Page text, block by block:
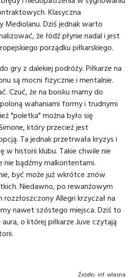
Klasyczna
Dziś jednak warto
że łódź płynie nadal i jest
porządku piłkarskiego.
gry z dalekiej podróży. Piłkarze na
są mocni fizycznie i mentalnie.
Czuć, że na boisku mamy do
wahaniami formy i trudnymi
"poletka" można było się
który przecież jest
Ta jednak przetrwała kryzys i
w historii klubu. Takie chwile nie
bądźmy malkontentami.
być może już wkrótce znów
Niedawno, po rewanżowym
rozzłoszczony Allegri krzyczał na
nawet szóstego miejsca. Dziś to
o której piłkarze Juve czytają
Źródło: inf. własna